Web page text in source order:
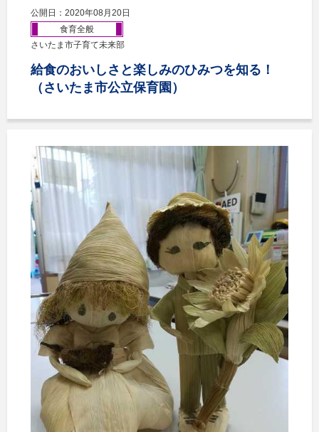
公開日：2020年08月20日
食育全般
さいたま市子育て未来部
給食のおいしさと楽しみのひみつを知る！
（さいたま市公立保育園）